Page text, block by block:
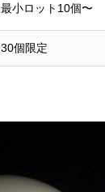
最小ロット10個〜
30個限定